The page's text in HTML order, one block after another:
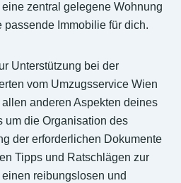
zentral gelegene Wohnung
passende Immobilie für dich.
Unterstützung bei der
vom Umzugsservice Wien
anderen Aspekten deines
um die Organisation des
der erforderlichen Dokumente
Tipps und Ratschlägen zur
reibungslosen und